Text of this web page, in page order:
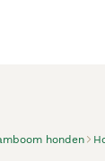
honden